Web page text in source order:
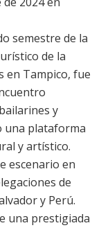
semestre de la
de la
en Tampico, fue
y
una plataforma
y artístico.
escenario en
de
y Perú.
una prestigiada